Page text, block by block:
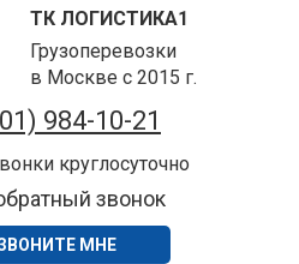
ТК ЛОГИСТИКА1
Грузоперевозки
в Москве с 2015 г.
984-10-21
круглосуточно
звонок
МНЕ